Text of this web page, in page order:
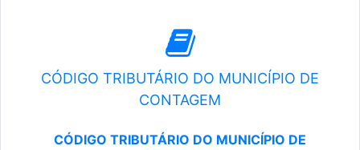
CÓDIGO TRIBUTÁRIO DO MUNICÍPIO DE
CONTAGEM
CÓDIGO TRIBUTÁRIO DO MUNICÍPIO DE